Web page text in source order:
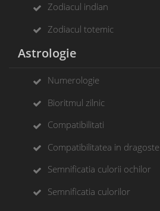
Zodiacul indian
Zodiacul totemic
Astrologie
Numerologie
Bioritmul zilnic
Compatibilitati
Compatibilitatea in dragoste
Semnificatia culorii ochilor
Semnificatia culorilor